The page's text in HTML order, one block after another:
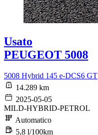
Usato
PEUGEOT 5008
5008 Hybrid 145 e-DCS6 GT
14.289 km
2025-05-05
MILD-HYBRID-PETROL
Automatico
5,8 l/100km